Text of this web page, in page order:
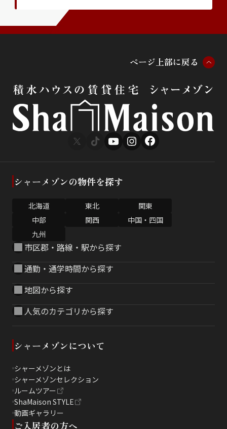
ページ 上部に戻る
シャーメゾンの物件を探す
北海道 東北
関東
中部
関西
中国・四国
九州
市区郡・路線・駅から探す
通勤・通学時間から探す
地図から探す
人気のカテゴリから探す
シャーメゾンについて
シャーメゾンとは
シャーメゾンセレクション
ルームツアー
ShaMaison STYLE
動画ギャラリー
ご入居者の方へ